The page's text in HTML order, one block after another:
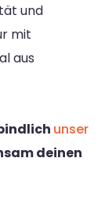
und
mit
aus
unser
deinen